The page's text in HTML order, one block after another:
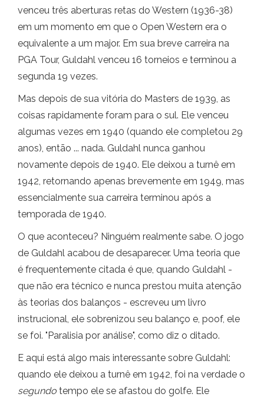
venceu três aberturas retas do Western (1936-38)
em um momento em que o Open Western era o
equivalente a um major. Em sua breve carreira na
PGA Tour, Guldahl venceu 16 torneios e terminou a
segunda 19 vezes.
Mas depois de sua vitória do Masters de 1939, as
coisas rapidamente foram para o sul. Ele venceu
algumas vezes em 1940 (quando ele completou 29
anos), então ... nada. Guldahl nunca ganhou
novamente depois de 1940. Ele deixou a turnê em
1942, retornando apenas brevemente em 1949, mas
essencialmente sua carreira terminou após a
temporada de 1940.
O que aconteceu? Ninguém realmente sabe. O jogo
de Guldahl acabou de desaparecer. Uma teoria que
é frequentemente citada é que, quando Guldahl -
que não era técnico e nunca prestou muita atenção
às teorias dos balanços - escreveu um livro
instrucional, ele sobrenizou seu balanço e, poof, ele
se foi. "Paralisia por análise", como diz o ditado.
E aqui está algo mais interessante sobre Guldahl:
quando ele deixou a turnê em 1942, foi na verdade o
segundo tempo ele se afastou do golfe. Ele